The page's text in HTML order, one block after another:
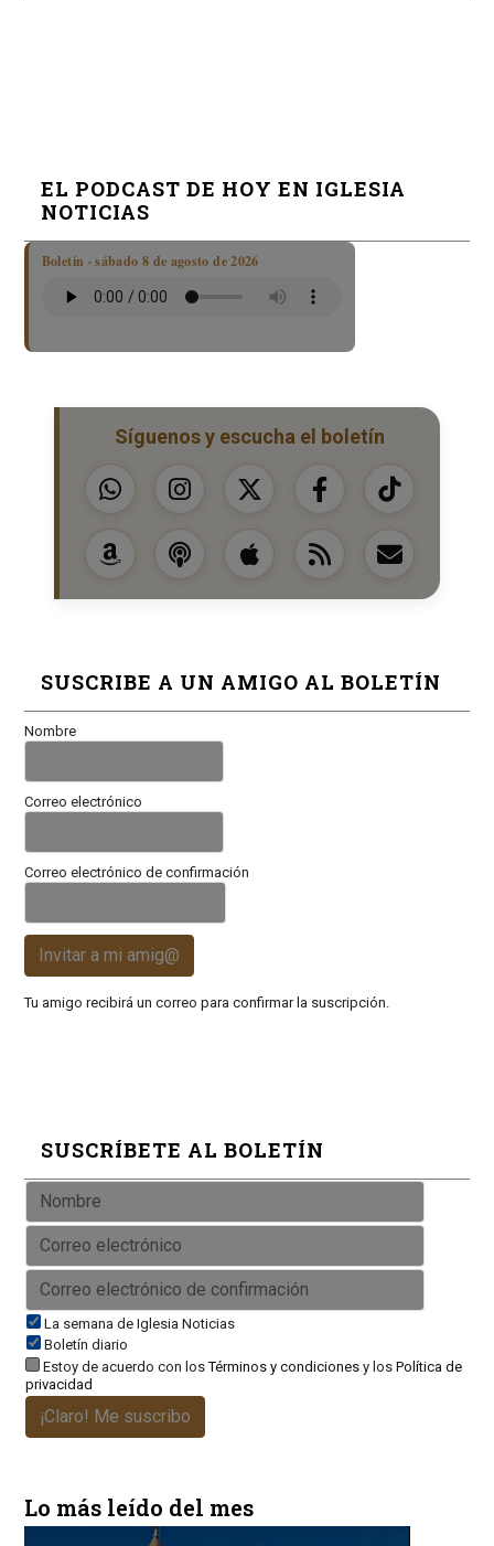
EL PODCAST DE HOY EN IGLESIA
NOTICIAS
Boletín · sábado 8 de agosto de 2026
Síguenos y escucha el boletín
SUSCRIBE A UN AMIGO AL BOLETÍN
Nombre
Correo electrónico
Correo electrónico de confirmación
Invitar a mi amig@
Tu amigo recibirá un correo para confirmar la suscripción.
SUSCRÍBETE AL BOLETÍN
La semana de Iglesia Noticias
Boletín diario
Estoy de acuerdo con losTérminos y condicionesy los Política de
privacidad
¡Claro! Me suscribo
Lo más leído del mes